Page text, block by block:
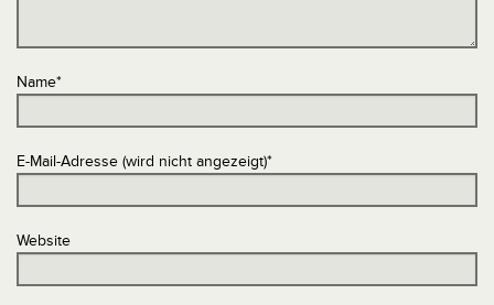
Name*
E-Mail-Adresse (wird nicht angezeigt)*
Website